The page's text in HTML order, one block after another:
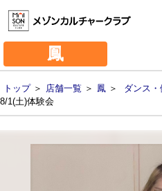
鳳
トップ＞ 店舗一覧 ＞ 鳳 ＞ ダンス・
8/1(土)体験会